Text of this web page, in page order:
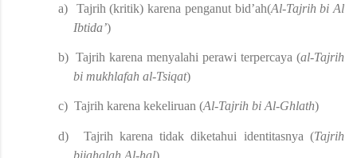
a) Tajrih (kritik) karena penganut bid’ah(Al-Tajrih bi Al
Ibtida’)
b) Tajrih karena menyalahi perawi terpercaya (al-Tajrih
bi mukhlafah al-Tsiqat)
c) Tajrih karena kekeliruan (Al-Tajrih bi Al-Ghlath)
d) Tajrih karena tidak diketahui identitasnya (Tajrih
bijahalah Al-hal)